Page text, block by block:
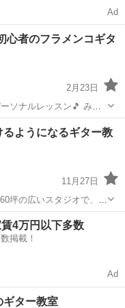
Ad
心者のフラメンコギタ
2月23日
ルレッスン🎵 みん
徴 ​ 中高年・シニア世
ださるレッスンと会員
フラメンコギター
ようになるギター教
11月27日
ターが弾けなかったの
声多数。 何歳でも弾き
人
賃4万円以下多数
掲載！
Ad
ギター教室